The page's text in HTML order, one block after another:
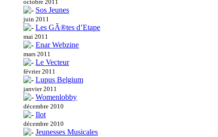
octobre 2011
Sos Jeunes
juin 2011
Les GÃ®tes d’Etape
mai 2011
Enar Webzine
mars 2011
Le Vecteur
février 2011
Lupus Belgium
janvier 2011
Womenlobby
décembre 2010
Ilot
décembre 2010
Jeunesses Musicales